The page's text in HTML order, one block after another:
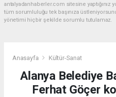
antalyadanhaberler.com sitesine yaptığınız
tüm sorumluluğu tek başınıza
yönetimi hiçbir şekilde sorumlu tutulamaz.
Anasayfa Kültür-Sanat
Alanya Belediye
Ferhat Göçer